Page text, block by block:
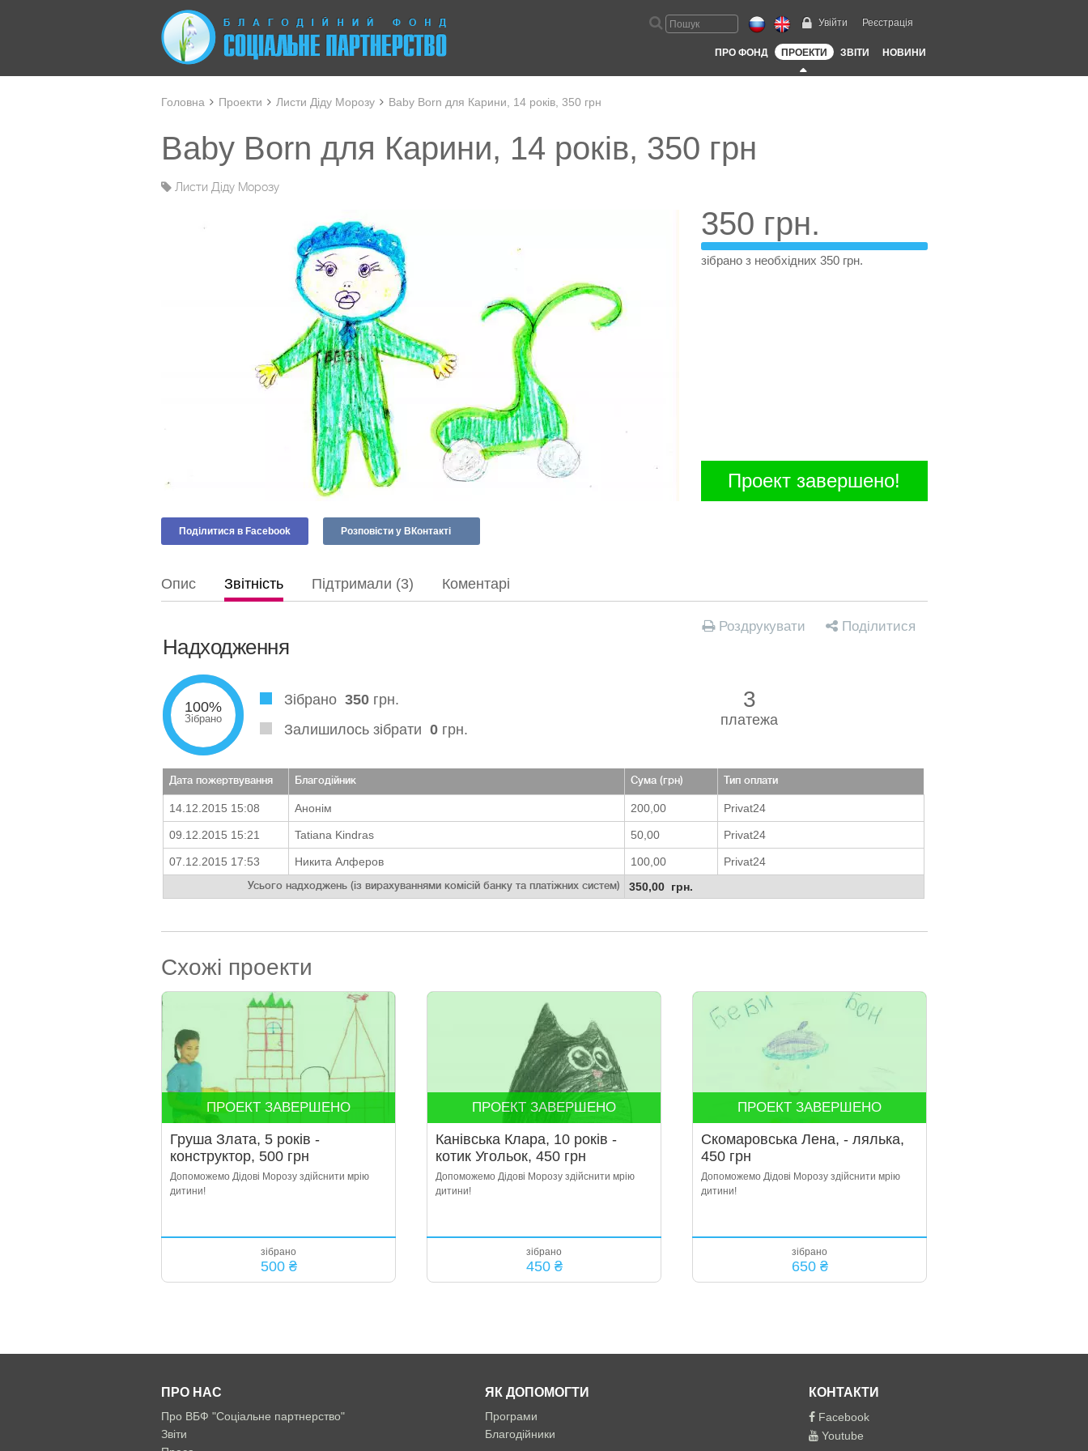
Увійти Реєстрація
ПРО ФОНД ПРОЕКТИ ЗВІТИ НОВИНИ
Головна Проекти Листи Діду Морозу Baby Born для Карини, 14 років, 350 грн
Baby Born для Карини, 14 років, 350 грн
Листи Діду Морозу
350 грн.
зібрано з необхідних 350 грн.
Проект завершено!
Поділитися в Facebook Розповісти у ВКонтакті
Опис Звітність Підтримали (3) Коментарі
Роздрукувати Поділитися
Надходження
100%
Зібрано
Зібрано 350грн.
Залишилось зібрати 0грн.
3
платежа
Дата пожертвування Благодійник Сума (грн) Тип оплати
14.12.2015 15:08 Анонім 200,00 Privat24
09.12.2015 15:21 Tatiana Kindras 50,00 Privat24
07.12.2015 17:53 Никита Алферов 100,00 Privat24
Усього надходжень (із вирахуваннями комісій банку та платіжних систем) 350,00 грн.
Схожі проекти
ПРОЕКТ ЗАВЕРШЕНО
Груша Злата, 5 років -
конструктор, 500 грн
Допоможемо Дідові Морозу здійснити мрію
дитини!
зібрано
500 ₴
ПРОЕКТ ЗАВЕРШЕНО
Канівська Клара, 10 років -
котик Угольок, 450 грн
Допоможемо Дідові Морозу здійснити мрію
дитини!
зібрано
450 ₴
ПРОЕКТ ЗАВЕРШЕНО
Скомаровська Лена, - лялька,
450 грн
Допоможемо Дідові Морозу здійснити мрію
дитини!
зібрано
650 ₴
ПРО НАС
Про ВБФ "Соціальне партнерство"
Звіти
ЯК ДОПОМОГТИ
Програми
Благодійники
КОНТАКТИ
Facebook
Youtube